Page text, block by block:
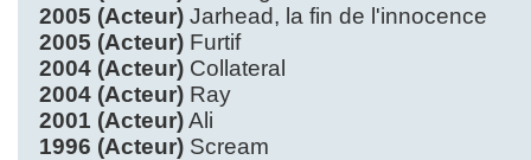
2005 (Acteur) Jarhead, la fin de l'innocence
2005 (Acteur) Furtif
2004 (Acteur) Collateral
2004 (Acteur) Ray
2001 (Acteur)Ali
1996 (Acteur) Scream